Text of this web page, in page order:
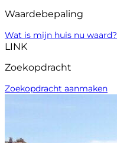
Waardebepaling
Wat is mijn huis nu waard?
LINK
Zoekopdracht
Zoekopdracht aanmaken